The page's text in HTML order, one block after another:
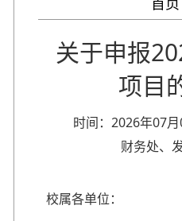
关于申报
项目
时间：2026年07月
财务处、
校属各单位：